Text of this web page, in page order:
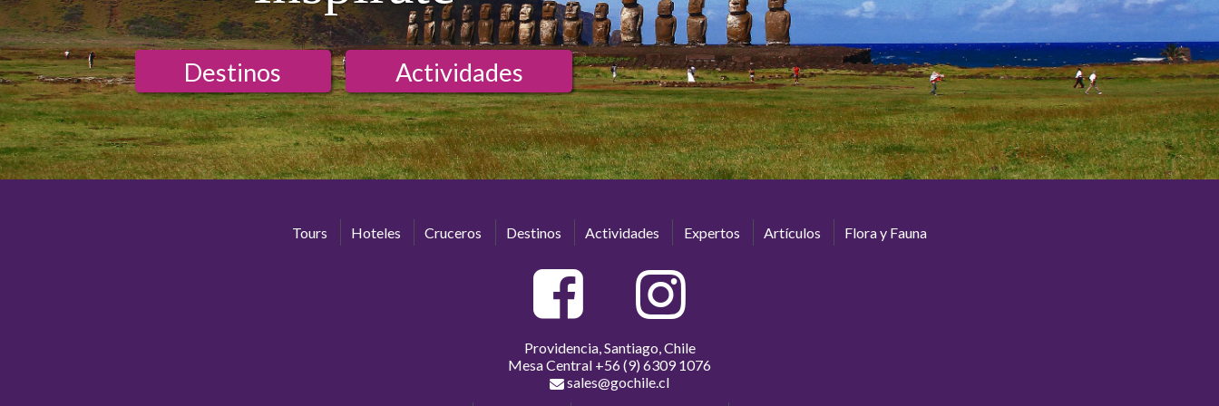
Destinos Actividades
Tours Hoteles Cruceros Destinos Actividades Expertos Artículos Flora y Fauna
Providencia, Santiago, Chile
Mesa Central +56 (9) 6309 1076
sales@gochile.cl